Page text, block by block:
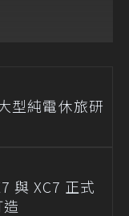
型純電休旅研
與 XC7 正式